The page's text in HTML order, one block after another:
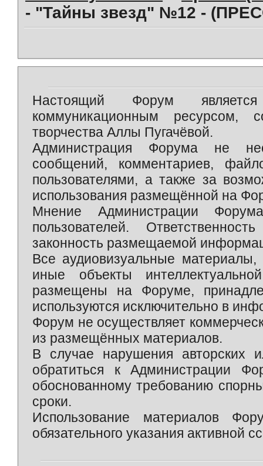
- "Тайны звезд" №12 -
Настоящий Форум является
коммуникационным ресурсом,
творчества Аллы Пугачёвой.
Администрация Форума не
сообщений, комментариев,
пользователями, а также за
использования размещённой на
Мнение Администрации
пользователей.
законность размещаемой
Все аудиовизуальные
иные объекты
размещены на Форуме,
используются исключительно в
Форум не осуществляет
из размещённых материалов.
В случае нарушения авторских
обратиться к Администрации
обоснованному требованию
сроки.
Использование материалов
обязательного указания активной